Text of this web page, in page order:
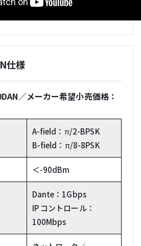
仕様
／メーカー希望小売価格：
A-field：π/2-BPSK
B-field：π/8-8PSK
＜-90dBm
Dante：1Gbps
IP コントロール：
100Mbps